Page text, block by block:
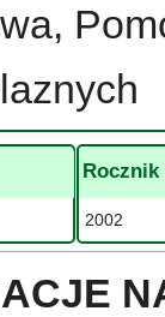
Rocznik
2002